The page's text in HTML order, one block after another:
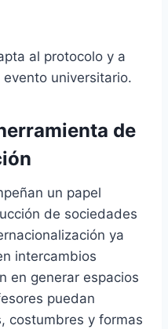
al protocolo y a
universitario.
de
un papel
de sociedades
ya
intercambios
en generar espacios
puedan
costumbres y formas